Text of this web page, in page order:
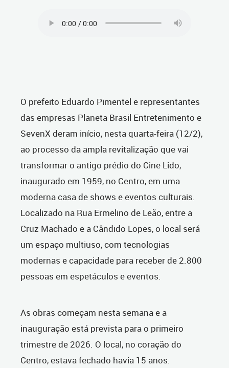
O prefeito Eduardo Pimentel e representantes
das empresas Planeta Brasil Entretenimento e
SevenX deram início, nesta quarta-feira (12/2),
ao processo da ampla revitalização que vai
transformar o antigo prédio do Cine Lido,
inaugurado em 1959, no Centro, em uma
moderna casa de shows e eventos culturais.
Localizado na Rua Ermelino de Leão, entre a
Cruz Machado e a Cândido Lopes, o local será
um espaço multiuso, com tecnologias
modernas e capacidade para receber de 2.800
pessoas em espetáculos e eventos.
As obras começam nesta semana e a
inauguração está prevista para o primeiro
trimestre de 2026. O local, no coração do
Centro, estava fechado havia 15 anos.